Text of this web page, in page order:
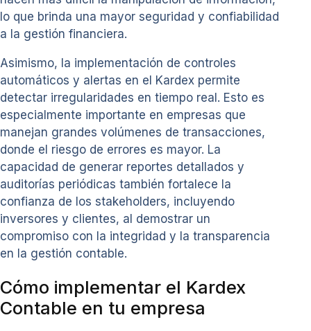
lo que brinda una mayor seguridad y confiabilidad
a la gestión financiera.
Asimismo, la implementación de controles
automáticos y alertas en el Kardex permite
detectar irregularidades en tiempo real. Esto es
especialmente importante en empresas que
manejan grandes volúmenes de transacciones,
donde el riesgo de errores es mayor. La
capacidad de generar reportes detallados y
auditorías periódicas también fortalece la
confianza de los stakeholders, incluyendo
inversores y clientes, al demostrar un
compromiso con la integridad y la transparencia
en la gestión contable.
Cómo implementar el Kardex
Contable en tu empresa